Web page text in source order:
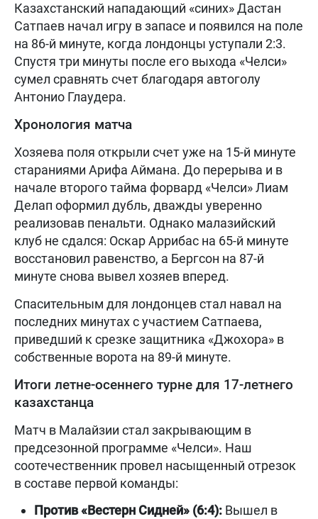
Казахстанский нападающий «синих» Дастан
Сатпаев начал игру в запасе и появился на поле
на 86-й минуте, когда лондонцы уступали 2:3.
Спустя три минуты после его выхода «Челси»
сумел сравнять счет благодаря автоголу
Антонио Глаудера.
Хронология матча
Хозяева поля открыли счет уже на 15-й минуте
стараниями Арифа Аймана. До перерыва и в
начале второго тайма форвард «Челси» Лиам
Делап оформил дубль, дважды уверенно
реализовав пенальти. Однако малазийский
клуб не сдался: Оскар Аррибас на 65-й минуте
восстановил равенство, а Бергсон на 87-й
минуте снова вывел хозяев вперед.
Спасительным для лондонцев стал навал на
последних минутах с участием Сатпаева,
приведший к срезке защитника «Джохора» в
собственные ворота на 89-й минуте.
Итоги летне-осеннего турне для 17-летнего
казахстанца
Матч в Малайзии стал закрывающим в
предсезонной программе «Челси». Наш
соотечественник провел насыщенный отрезок
в составе первой команды:
Против «Вестерн Сидней» (6:4): Вышел в